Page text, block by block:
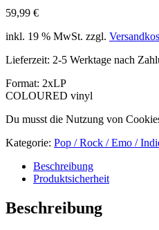
59,99 €
inkl. 19 % MwSt. zzgl.
Lieferzeit: 2-5 Werktage nach
Format: 2xLP
COLOURED vinyl
Du musst die Nutzung von
Kategorie: Pop / Rock / Emo /
Beschreibung
Produktsicherheit
Beschreibung